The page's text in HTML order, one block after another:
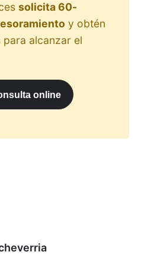
solicita 60-
y obtén
para alcanzar el
online